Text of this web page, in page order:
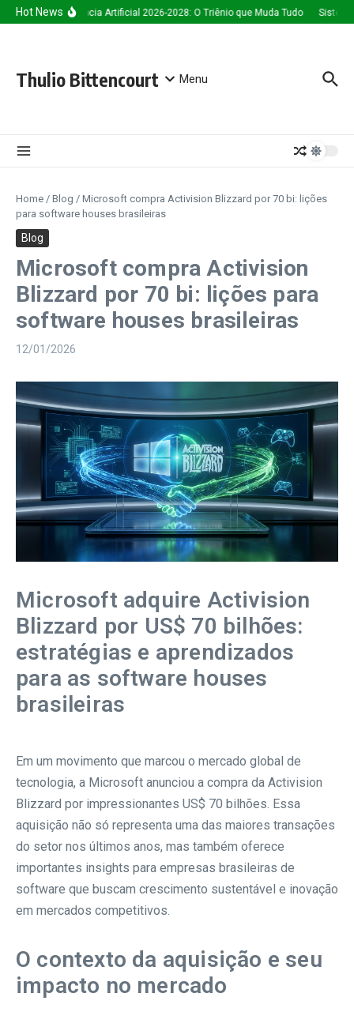
Ir para o conteúdo
Hot NewsInteligência Artificial 2026-2028: O Triênio que Muda Tudo
Thulio Bittencourt Menu
Home / Blog / Microsoft compra Activision Blizzard por 70 bi: lições
para software houses brasileiras
Blog
Microsoft compra Activision
Blizzard por 70 bi: lições para
software houses brasileiras
12/01/2026
Microsoft adquire Activision
Blizzard por US$ 70 bilhões:
estratégias e aprendizados
para as software houses
brasileiras
Em um movimento que marcou o mercado global de
tecnologia, a Microsoft anunciou a compra da Activision
Blizzard por impressionantes US$ 70 bilhões. Essa
aquisição não só representa uma das maiores transações
do setor nos últimos anos, mas também oferece
importantes insights para empresas brasileiras de
software que buscam crescimento sustentável e inovação
em mercados competitivos.
O contexto da aquisição e seu
impacto no mercado